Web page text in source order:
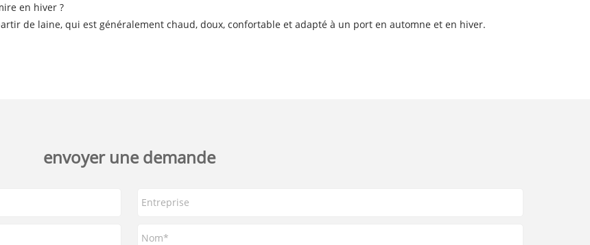
en hiver ?
de laine, qui est généralement chaud, doux, confortable et adapté à un port en automne et en hiver.
envoyer une demande